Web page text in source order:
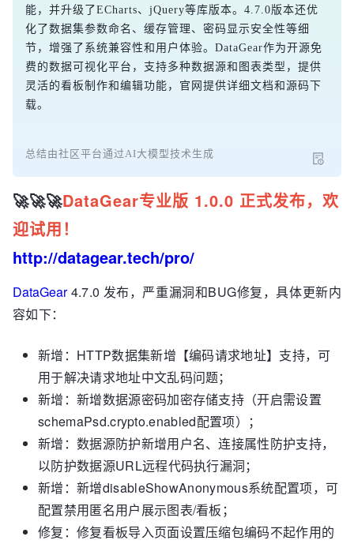
能，并升级了ECharts、jQuery等库版本。4.7.0版本还优
化了数据集参数命名、缓存管理、密码显示安全性等细
节，增强了系统兼容性和用户体验。DataGear作为开源免
费的数据可视化平台，支持多种数据源和图表类型，提供
灵活的看板制作和编辑功能，官网提供详细文档和源码下
载。
总结由社区平台通过AI大模型技术生成
🚀🚀🚀DataGear专业版 1.0.0 正式发布，欢
迎试用！
http://datagear.tech/pro/
DataGear4.7.0 发布，严重漏洞和BUG修复，具体更新内
容如下：
新增：HTTP数据集新增【编码请求地址】支持，可
用于解决请求地址中文乱码问题；
新增：新增数据源密码加密存储支持（开启需设置
schemaPsd.crypto.enabled配置项）；
新增：数据源防护新增用户名、连接属性防护支持，
以防护数据源URL远程代码执行漏洞；
新增：新增disableShowAnonymous系统配置项，可
配置禁用匿名用户展示图表/看板；
修复：修复看板导入页面设置压缩包编码不起作用的